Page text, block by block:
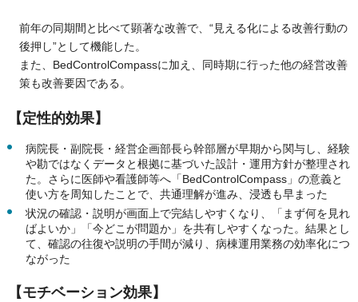
前年の同期間と比べて顕著な改善で、“見える化による改善行動の
後押し”として機能した。
また、BedControlCompassに加え、同時期に行った他の経営改善
策も改善要因である。
【定性的効果】
病院長・副院長・経営企画部長ら幹部層が早期から関与し、経験
や勘ではなくデータと根拠に基づいた設計・運用方針が整理され
た。さらに医師や看護師等へ「BedControlCompass」の意義と
使い方を周知したことで、共通理解が進み、浸透も早まった
状況の確認・説明が画面上で完結しやすくなり、「まず何を見れ
ばよいか」「今どこが問題か」を共有しやすくなった。結果とし
て、確認の往復や説明の手間が減り、病棟運用業務の効率化につ
ながった
【モチベーション効果】